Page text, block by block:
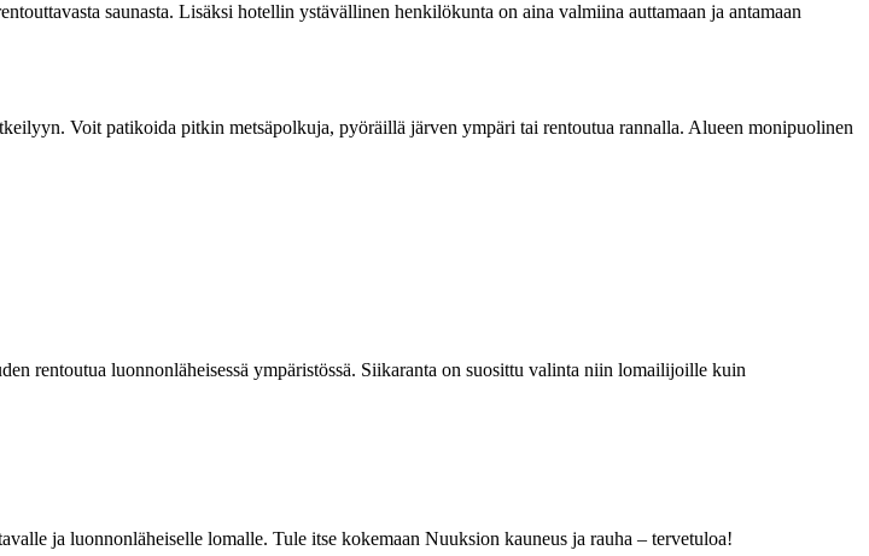
saunasta. Lisäksi hotellin ystävällinen henkilökunta on aina valmiina auttamaan ja antamaan
Voit patikoida pitkin metsäpolkuja, pyöräillä järven ympäri tai rentoutua rannalla. Alueen monipuolinen
rentoutua luonnonläheisessä ympäristössä. Siikaranta on suosittu valinta niin lomailijoille kuin
ja luonnonläheiselle lomalle. Tule itse kokemaan Nuuksion kauneus ja rauha – tervetuloa!